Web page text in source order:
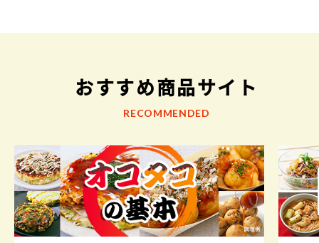
おすすめ商品サイト
RECOMMENDED